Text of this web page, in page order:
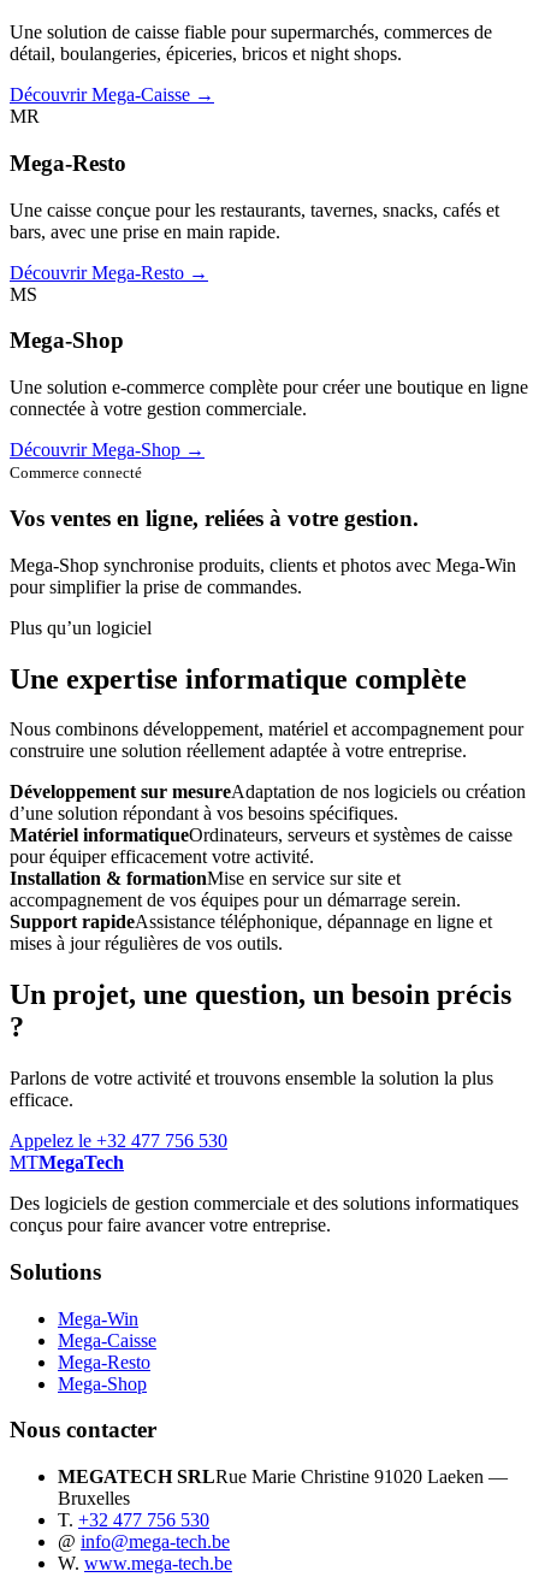
Une solution de caisse fiable pour supermarchés, commerces de
détail, boulangeries, épiceries, bricos et night shops.
Découvrir Mega-Caisse →
MR
Mega-Resto
Une caisse conçue pour les restaurants, tavernes, snacks, cafés et
bars, avec une prise en main rapide.
Découvrir Mega-Resto →
MS
Mega-Shop
Une solution e-commerce complète pour créer une boutique en ligne
connectée à votre gestion commerciale.
Découvrir Mega-Shop →
Commerce connecté
Vos ventes en ligne, reliées à votre gestion.
Mega-Shop synchronise produits, clients et photos avec Mega-Win
pour simplifier la prise de commandes.
Plus qu’un logiciel
Une expertise informatique complète
Nous combinons développement, matériel et accompagnement pour
construire une solution réellement adaptée à votre entreprise.
Développement sur mesureAdaptation de nos logiciels ou création
d’une solution répondant à vos besoins spécifiques.
Matériel informatiqueOrdinateurs, serveurs et systèmes de caisse
pour équiper efficacement votre activité.
Installation & formationMise en service sur site et
accompagnement de vos équipes pour un démarrage serein.
Support rapideAssistance téléphonique, dépannage en ligne et
mises à jour régulières de vos outils.
Un projet, une question, un besoin précis
?
Parlons de votre activité et trouvons ensemble la solution la plus
efficace.
Appelez le +32 477 756 530
MTMegaTech
Des logiciels de gestion commerciale et des solutions informatiques
conçus pour faire avancer votre entreprise.
Solutions
Mega-Win
Mega-Caisse
Mega-Resto
Mega-Shop
Nous contacter
MEGATECH SRLRue Marie Christine 91020 Laeken —
Bruxelles
T. +32 477 756 530
@ info@mega-tech.be
W. www.mega-tech.be